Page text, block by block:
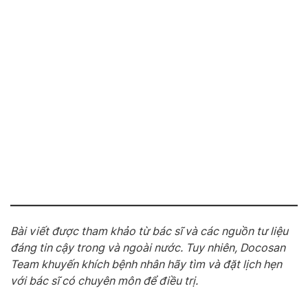
Bài viết được tham khảo từ bác sĩ và các nguồn tư liệu
đáng tin cậy trong và ngoài nước. Tuy nhiên, Docosan
Team khuyến khích bệnh nhân hãy tìm và đặt lịch hẹn
với bác sĩ có chuyên môn để điều trị.